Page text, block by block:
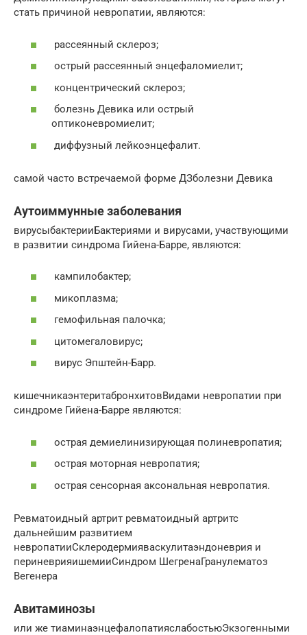
стать причиной невропатии, являются:
рассеянный склероз;
острый рассеянный энцефаломиелит;
концентрический склероз;
болезнь Девика или острый
оптиконевромиелит;
диффузный лейкоэнцефалит.
самой часто встречаемой форме ДЗболезни Девика
Аутоиммунные заболевания
вирусыбактерииБактериями и вирусами, участвующими
в развитии синдрома Гийена-Барре, являются:
кампилобактер;
микоплазма;
гемофильная палочка;
цитомегаловирус;
вирус Эпштейн-Барр.
кишечникаэнтеритабронхитовВидами невропатии при
синдроме Гийена-Барре являются:
острая демиелинизирующая полиневропатия;
острая моторная невропатия;
острая сенсорная аксональная невропатия.
Ревматоидный артрит ревматоидный артритс
дальнейшим развитием
невропатииСклеродермияваскулитаэндоневрия и
периневрияишемииСиндром ШегренаГранулематоз
Вегенера
Авитаминозы
или же тиаминаэнцефалопатияслабостьюЭкзогенными